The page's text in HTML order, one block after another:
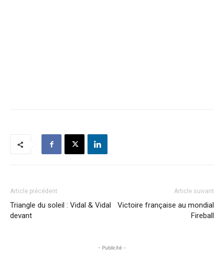
Article précédent
Triangle du soleil : Vidal & Vidal
devant
Article suivant
Victoire française au mondial
Fireball
- Publicité -